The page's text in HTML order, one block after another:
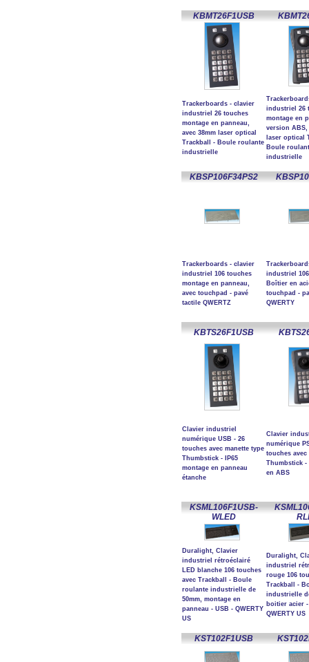
KBMT26F1USB
Trackerboards - clavier
industriel 26 touches
montage en panneau,
avec 38mm laser optical
Trackball - Boule roulante
industrielle
industriel 26
montage en
version ABS,
laser optical
Boule
industrielle
KBSP106F34PS2
Trackerboards - clavier
industriel 106 touches
montage en panneau,
avec touchpad - pavé
tactile QWERTZ
industriel
Boîtier en
touchpad -
QWERTY
KBTS26F1USB
Clavier industriel
numérique USB - 26
touches avec manette type
Thumbstick - IP65
montage en panneau
étanche
Clavier
numérique
touches avec
Thumbstick -
en ABS
KSML106F1USB-
WLED
Duralight, Clavier
industriel rétroéclairé
LED blanche 106 touches
avec Trackball - Boule
roulante industrielle de
50mm, montage en
panneau - USB - QWERTY
US
Duralight,
industriel
rouge 106
Trackball -
industrielle
boitier acier -
QWERTY US
KST102F1USB